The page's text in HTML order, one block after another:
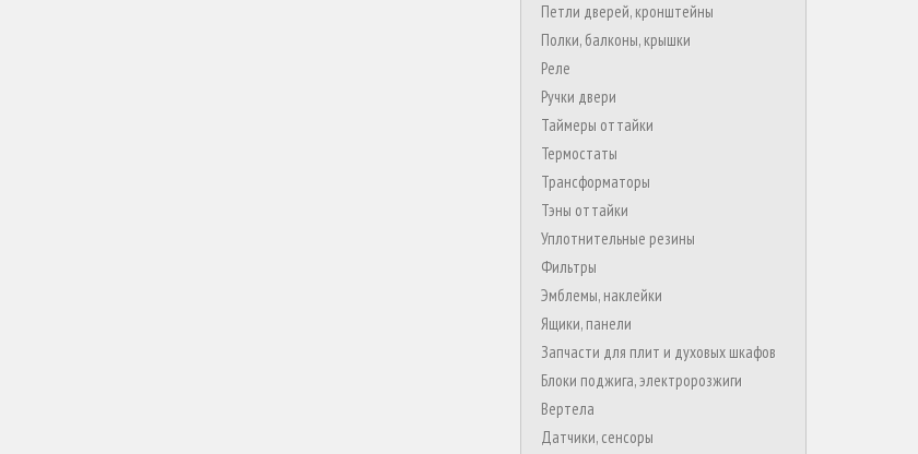
Петли дверей, кронштейны
Полки, балконы, крышки
Реле
Ручки двери
Таймеры оттайки
Термостаты
Трансформаторы
Тэны оттайки
Уплотнительные резины
Фильтры
Эмблемы, наклейки
Ящики, панели
Запчасти для плит и духовых шкафов
Блоки поджига, электророзжиги
Вертела
Датчики, сенсоры